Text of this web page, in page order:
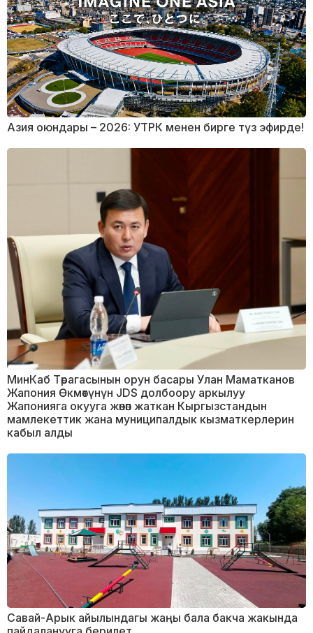
Азия оюндары – 2026: УТРК менен бирге түз эфирде!
МинКаб Төрагасынын орун басары Улан Маматканов
Жапония Өкмөтүнүн JDS долбоору аркылуу
Жапонияга окууга жөнөп жаткан Кыргызстандын
мамлекеттик жана муниципалдык кызматкерлерин
кабыл алды
Савай-Арык айылындагы жаңы бала бакча жакында